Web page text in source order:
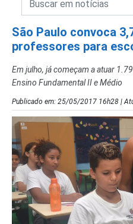
São Paulo convoca
professores para
Em julho, já começam a atuar
Ensino Fundamental II e Médio
Publicado em: 25/05/2017 16h28 |